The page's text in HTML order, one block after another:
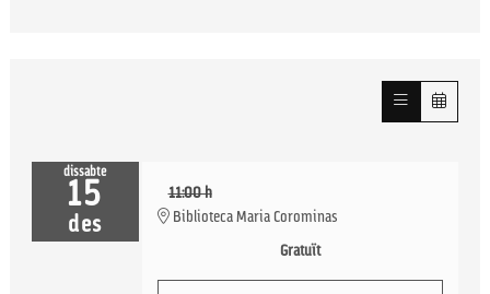
dissabte
15
des
11:00 h
Biblioteca Maria Corominas
Gratuït